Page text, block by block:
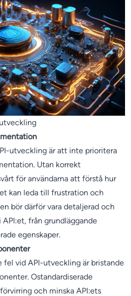
utveckling är att inte prioritera
Utan korrekt
för användarna att förstå hur
kan leda till frustration och
bör därför vara detaljerad och
från grundläggande
egenskaper.
fel vid API-utveckling är bristande
Ostandardiserade
och minska API:ets